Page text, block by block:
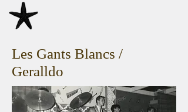
Les Gants Blancs /
Geralldo